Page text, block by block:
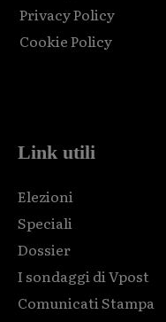
Privacy Policy
Cookie Policy
Link utili
Elezioni
Speciali
Dossier
I sondaggi di Vpost
Comunicati Stampa